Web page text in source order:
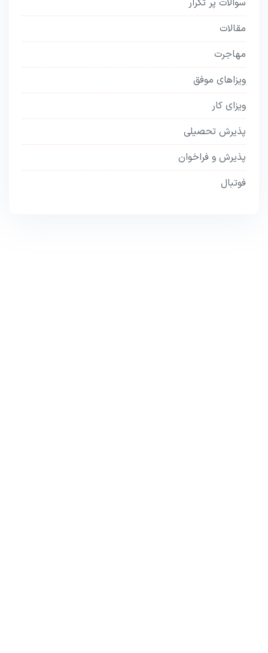
سوالات پر تکرار
مقالات
مهاجرت
ویزاهای موفق
ویزای کار
پذیرش تحصیلی
پذیرش و فراخوان
فوتبال